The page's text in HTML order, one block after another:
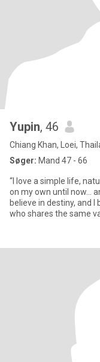
Yupin, 46
Chiang Khan, Loei,
Søger: Mand 47 - 66
“I love a simple life,
on my own until now…
believe in destiny, and
who shares the same